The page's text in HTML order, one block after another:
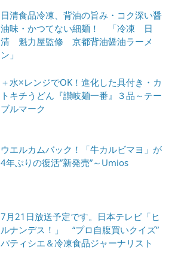
日清食品冷凍、背油の旨み・コク深い醤
油味・かつてない細麺！ 「冷凍 日
清 魁力屋監修 京都背油醤油ラーメ
ン」
＋水×レンジでOK！進化した具付き・カ
トキチうどん『讃岐麺一番』３品～テー
ブルマーク
ウエルカムバック！「牛カルビマヨ」が
4年ぶりの復活”新発売”～Umios
7月21日放送予定です。日本テレビ「ヒ
ルナンデス！」 “プロ自腹買いクイズ”
パティシエ＆冷凍食品ジャーナリスト